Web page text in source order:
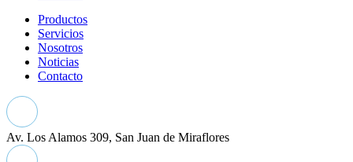
Productos
Servicios
Nosotros
Noticias
Contacto
Av. Los Alamos 309, San Juan de Miraflores